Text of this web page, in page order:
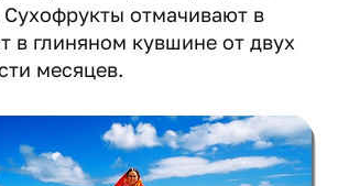
отмачивают в
в глиняном кувшине от двух
месяцев.